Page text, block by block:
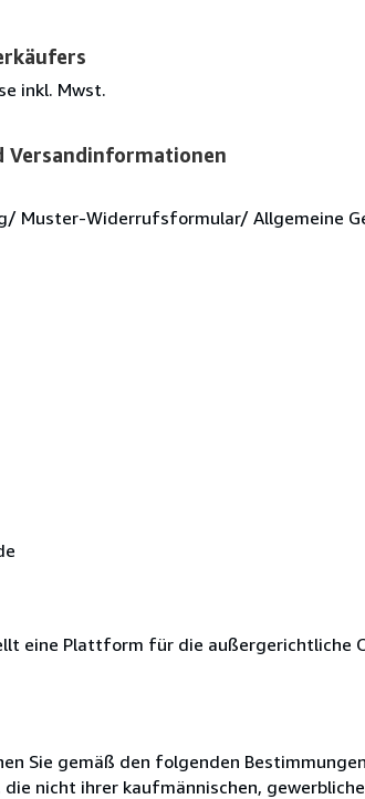
inkl. Mwst.
Versandinformationen
Muster-Widerrufsformular/ Allgemeine
eine Plattform für die
Sie gemäß den folgenden
die nicht ihrer kaufmännischen,